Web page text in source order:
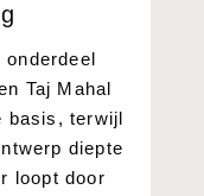
Taj Mahal
basis, terwijl
diepte
loopt door